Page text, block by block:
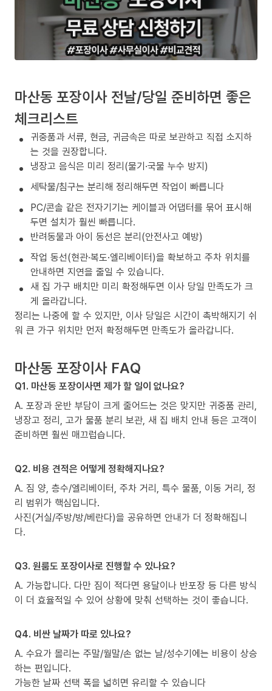
마산동 포장이사 전날/당일 준비하면 좋은
체크리스트
귀중품과 서류, 현금, 귀금속은 따로 보관하고 직접 소지하
는 것을 권장합니다.
냉장고 음식은 미리 정리(물기·국물 누수 방지)
세탁물/침구는 분리해 정리해두면 작업이 빠릅니다
PC/콘솔 같은 전자기기는 케이블과 어댑터를 묶어 표시해
두면 설치가 훨씬 빠릅니다.
반려동물과 아이 동선은 분리(안전사고 예방)
작업 동선(현관·복도·엘리베이터)을 확보하고 주차 위치를
안내하면 지연을 줄일 수 있습니다.
새 집 가구 배치만 미리 확정해두면 이사 당일 만족도가 크
게 올라갑니다.
정리는 나중에 할 수 있지만, 이사 당일은 시간이 촉박해지기 쉬
워 큰 가구 위치만 먼저 확정해두면 만족도가 올라갑니다.
마산동 포장이사 FAQ
Q1. 마산동 포장이사면 제가 할 일이 없나요?
A. 포장과 운반 부담이 크게 줄어드는 것은 맞지만 귀중품 관리,
냉장고 정리, 고가 물품 분리 보관, 새 집 배치 안내 등은 고객이
준비하면 훨씬 매끄럽습니다.
Q2. 비용 견적은 어떻게 정확해지나요?
A. 짐 양, 층수/엘리베이터, 주차 거리, 특수 물품, 이동 거리, 정
리 범위가 핵심입니다.
사진(거실/주방/방/베란다)을 공유하면 안내가 더 정확해집니
다.
Q3. 원룸도 포장이사로 진행할 수 있나요?
A. 가능합니다. 다만 짐이 적다면 용달이나 반포장 등 다른 방식
이 더 효율적일 수 있어 상황에 맞춰 선택하는 것이 좋습니다.
Q4. 비싼 날짜가 따로 있나요?
A. 수요가 몰리는 주말/월말/손 없는 날/성수기에는 비용이 상승
하는 편입니다.
가능한 날짜 선택 폭을 넓히면 유리할 수 있습니다